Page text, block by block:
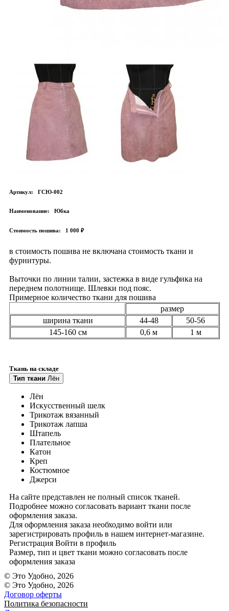
Артикул: ГСЮ-002
Наименование: Юбка
Стоимость пошива: 1 000 ₽
в стоимость пошива не включана стоимость ткани и
фурнитуры.
Выточки по линии талии, застежка в виде гульфика на
переднем полотнище. Шлевки под пояс.
Примерное количество ткани для пошива
размер
ширина ткани
44-48
50-56
145-160 см
0,6 м 1 м
Ткань на складе
Тип ткани Лён
Лён
Искусственный шелк
Трикотаж вязанный
Трикотаж лапша
Штапель
Плательное
Катон
Креп
Костюмное
Джерси
На сайте представлен не полный список тканей.
Подробнее можно согласовать вариант ткани после
оформления заказа.
Для оформления заказа необходимо войти или
зарегистрировать профиль в нашем интернет-магазине.
Регистрация Войти в профиль
Размер, тип и цвет ткани можно согласовать после
оформления заказа
© Это Удобно, 2026
© Это Удобно, 2026
Договор оферты
Политика безопасности